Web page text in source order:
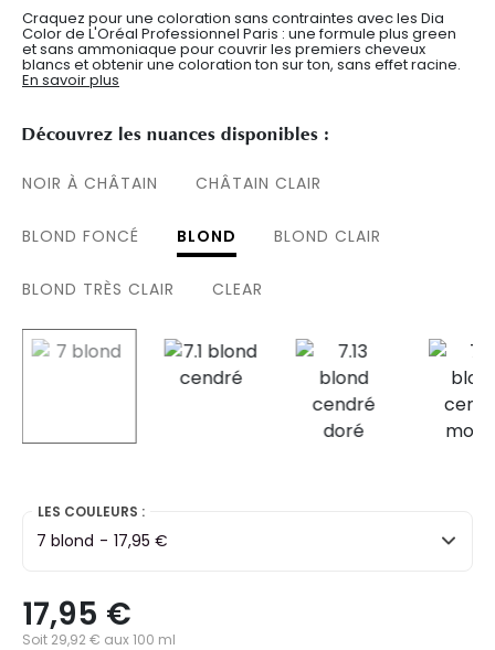
Craquez pour une coloration sans contraintes avec les Dia
Color de L'Oréal Professionnel Paris : une formule plus green
et sans ammoniaque pour couvrir les premiers cheveux
blancs et obtenir une coloration ton sur ton, sans effet racine.
En savoir plus
Découvrez les nuances disponibles :
NOIR À CHÂTAIN CHÂTAIN CLAIR
BLOND FONCÉ BLOND BLOND CLAIR
BLOND TRÈS CLAIR CLEAR
selected
LES COULEURS :
7 blond - 17,95 €
17,95 €
Soit 29,92 € aux 100 ml